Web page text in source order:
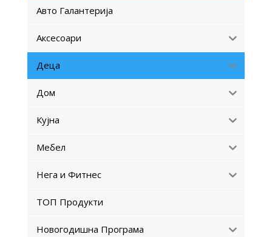
Авто Галантерија
Аксесоари
Деца
Дом
Кујна
Мебел
Нега и Фитнес
ТОП Продукти
Новогодишна Програма